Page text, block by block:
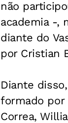
não
academia -,
diante do
por Cristian
Diante
formado por
Correa,